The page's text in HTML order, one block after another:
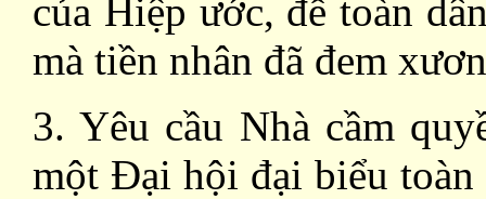
của Hiệp ước, để toàn
mà tiền nhân đã đem
3. Yêu cầu Nhà cầm
một Đại hội đại biểu toàn